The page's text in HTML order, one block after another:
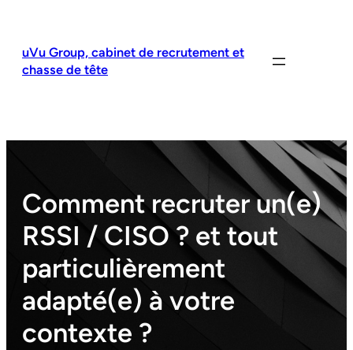
contenu
uVu Group, cabinet de recrutement et
chasse de tête
Comment recruter un(e)
RSSI / CISO ? et tout
particulièrement
adapté(e) à votre
contexte ?